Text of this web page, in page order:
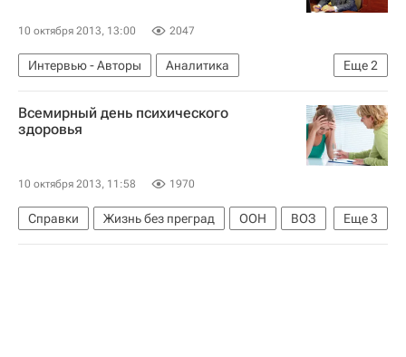
10 октября 2013, 13:00 2047
Еще2
Интервью - Авторы
Аналитика
Жизнь без преград
Детские вопросы
Всемирный день психического
здоровья
10 октября 2013, 11:58 1970
Еще3
Справки Жизнь без преград ООН
ВОЗ
Министерство здравоохранения РФ (Минздрав России)